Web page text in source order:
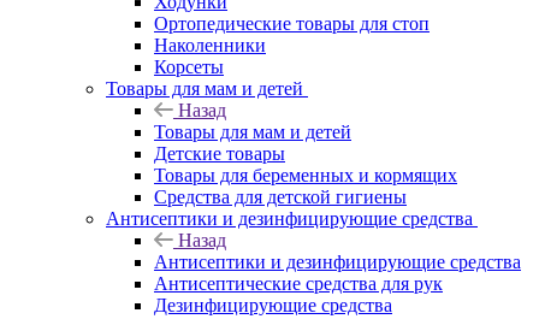
Ортопедические товары для стоп
Наколенники
Корсеты
Товары для мам и детей
Назад
Товары для мам и детей
Детские товары
Товары для беременных и кормящих
Средства для детской гигиены
Антисептики и дезинфицирующие средства
Назад
Антисептики и дезинфицирующие средства
Антисептические средства для рук
Дезинфицирующие средства